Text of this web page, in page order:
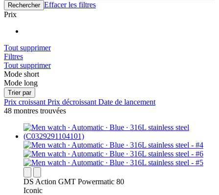
Rechercher Effacer les filtres
Prix
Tout supprimer
Filtres
Tout supprimer
Mode short
Mode long
Trier par
Prix croissant Prix décroissant Date de lancement
48 montres trouvées
DS Action GMT Powermatic 80
Iconic